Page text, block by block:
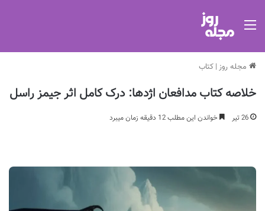
مجله روز | کتاب
خلاصه کتاب مدافعان اژدها: درک کامل اثر جیمز راسل
26 تیر خواندن این مطلب 12 دقیقه زمان میبرد